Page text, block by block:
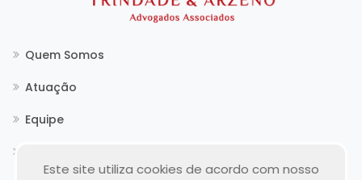
Quem Somos
Atuação
Equipe
Este site utiliza cookies de acordo com nosso